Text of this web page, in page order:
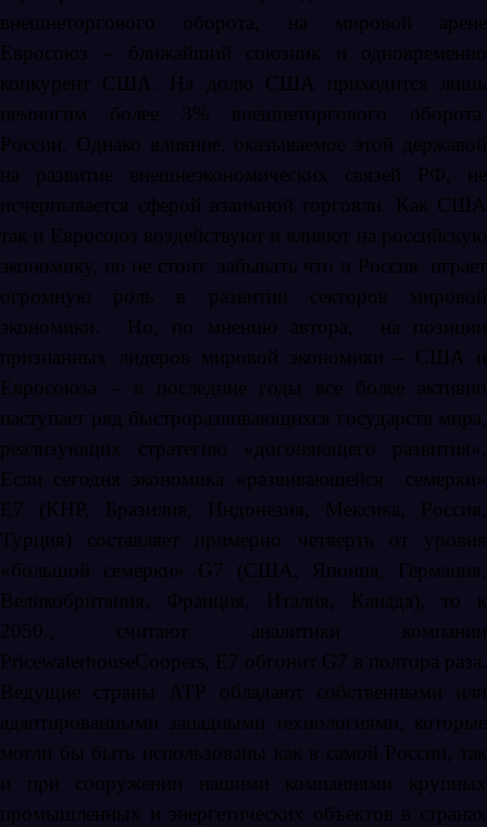
внешнеторгового оборота, на мировой арене
Евросоюз – ближайший союзник и одновременно
конкурент США. На долю США приходится лишь
немногим более 3% внешнеторгового оборота
России. Однако влияние, оказываемое этой державой
на развитие внешнеэкономических связей РФ, не
исчерпывается сферой взаимной торговли. Как США
так и Евросоюз воздействуют и влияют на российскую
экономику, но не стоит забывать что и Россия играет
огромную роль в развитии секторов мировой
экономики. Но, по мнению автора, на позиции
признанных лидеров мировой экономики – США и
Евросоюза – в последние годы все более активно
наступает ряд быстроразвивающихся государств мира,
реализующих стратегию «догоняющего развития».
Если сегодня экономика «развивающейся семерки»
Е7 (КНР, Бразилия, Индонезия, Мексика, Россия,
Турция) составляет примерно четверть от уровня
«большой семерки» G7 (США, Япония, Германия,
Великобритания, Франция, Италия, Канада), то к
2050., считают аналитики компании
PricewaterhouseCoopers, Е7 обгонит G7 в полтора раза.
Ведущие страны АТР обладают собственными или
адаптированными западными технологиями, которые
могли бы быть использованы как в самой России, так
и при сооружении нашими компаниями крупных
промышленных и энергетических объектов в странах